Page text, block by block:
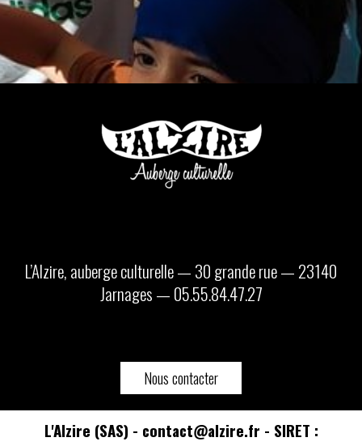
L’Alzire, auberge culturelle — 30 grande rue — 23140
Jarnages — 05.55.84.47.27
Nous contacter
L'Alzire (SAS) - contact@alzire.fr - SIRET :